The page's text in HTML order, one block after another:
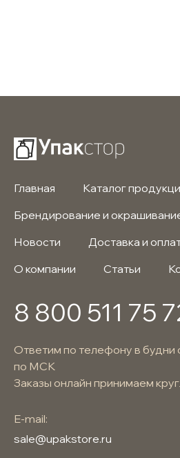
Главная
Каталог
Брендирование и
Новости
Доставка и
О компании
Статьи
8 800 511 75
Ответим по телефону в будни
по МСК
Заказы онлайн принимаем
E-mail:
sale@upakstore.ru